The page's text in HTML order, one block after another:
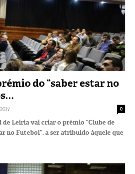
do “saber estar no
0
de Leiria vai criar o prémio “Clube de
no Futebol”, a ser atribuído àquele que